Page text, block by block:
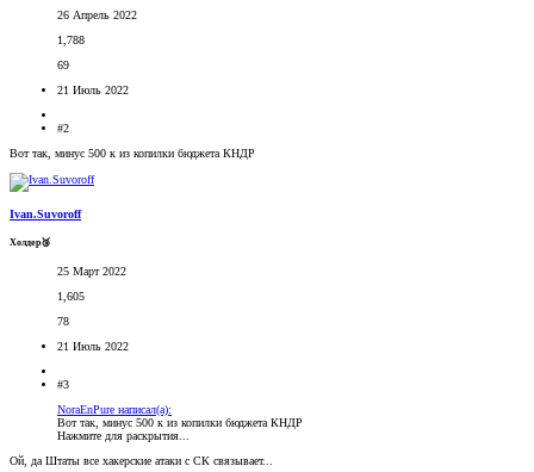
26 Апрель 2022
1,788
69
21 Июль 2022
#2
Вот так, минус 500 к из копилки бюджета КНДР
Ivan.Suvoroff
Холдер🥉
25 Март 2022
1,605
78
21 Июль 2022
#3
NoraEnPure написал(а):
Вот так, минус 500 к из копилки бюджета КНДР
Нажмите для раскрытия...
Ой, да Штаты все хакерские атаки с СК связывает...